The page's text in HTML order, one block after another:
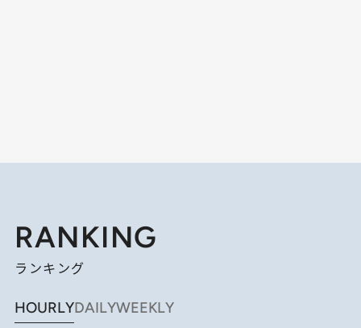
RANKING
ランキング
HOURLYDAILYWEEKLY